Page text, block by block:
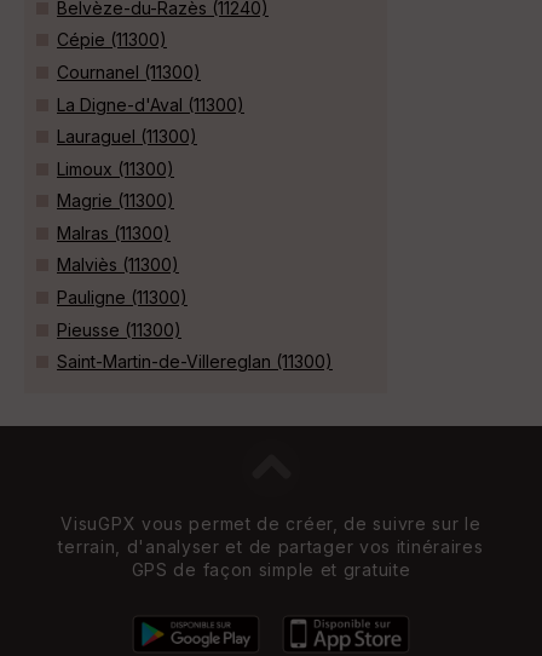
Belvèze-du-Razès (11240)
Cépie (11300)
Cournanel (11300)
La Digne-d'Aval (11300)
Lauraguel (11300)
Limoux (11300)
Magrie (11300)
Malras (11300)
Malviès (11300)
Pauligne (11300)
Pieusse (11300)
Saint-Martin-de-Villereglan (11300)
VisuGPX vous permet de créer, de suivre sur le
terrain, d'analyser et de partager vos itinéraires
GPS de façon simple et gratuite